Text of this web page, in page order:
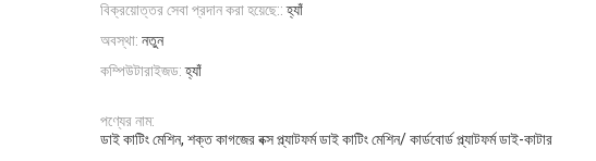
বিক্রয়োত্তর সেবা প্রদান করা হয়েছে:: হ্যাঁ
অবস্থা: নতুন
কম্পিউটারাইজড: হ্যাঁ
পণ্যের নাম:
ডাই কাটিং মেশিন, শক্ত কাগজের বক্স প্ল্যাটফর্ম ডাই কাটিং মেশিন/ কার্ডবোর্ড প্ল্যাটফর্ম ডাই-কাটার